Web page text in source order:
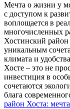
Мечта о жизни у
с доступом к
воплощается в
многочисленных
Хостинский район
уникальным
климата и
Хосте – это не
инвестиция в
сочетаются
блага
район Хоста: